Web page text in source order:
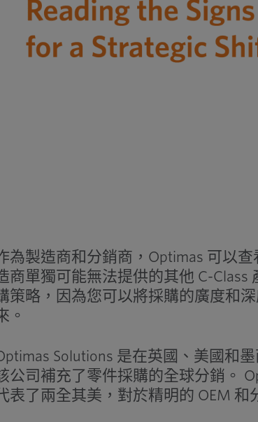
為製造商和分銷商，Optimas 可以
商單獨可能無法提供的其他 C-
策略，因為您可以將採購的廣度和
。
Solutions 是在英國、美國和
公司補充了零件採購的全球分銷。
表了兩全其美，對於精明的 OEM 和